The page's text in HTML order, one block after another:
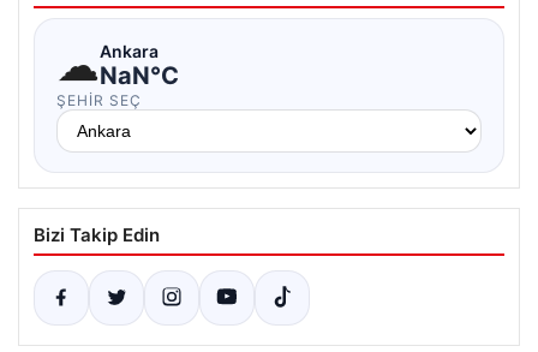
☁Ankara
NaN°C
ŞEHIR SEÇ
Bizi Takip Edin